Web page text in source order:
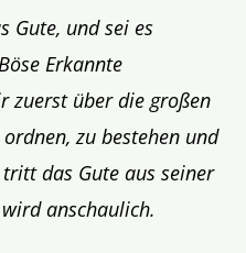
Gute, und sei es
Erkannte
zuerst über die großen
zu bestehen und
das Gute aus seiner
anschaulich.